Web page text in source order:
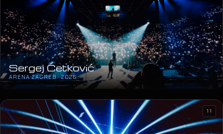
Sergej Ćetković
ARENA ZAGREB · 2026
11